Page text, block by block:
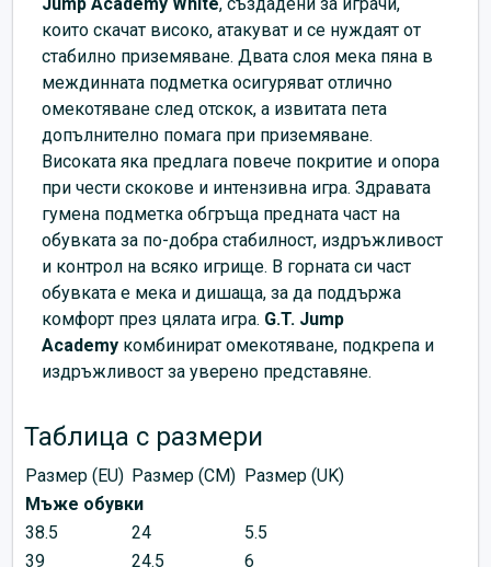
които скачат високо, атакуват и се нуждаят от
стабилно приземяване. Двата слоя мека пяна в
междинната подметка осигуряват отлично
омекотяване след отскок, а извитата пета
допълнително помага при приземяване.
Високата яка предлага повече покритие и опора
при чести скокове и интензивна игра. Здравата
гумена подметка обгръща предната част на
обувката за по-добра стабилност, издръжливост
и контрол на всяко игрище. В горната си част
обувката е мека и дишаща, за да поддържа
комфорт през цялата игра. G.T. Jump
Academy комбинират омекотяване, подкрепа и
издръжливост за уверено представяне.
Таблица с размери
Размер (EU) Размер (CM) Размер (UK)
Мъже обувки
38.5
24
5.5
39
24.5
6